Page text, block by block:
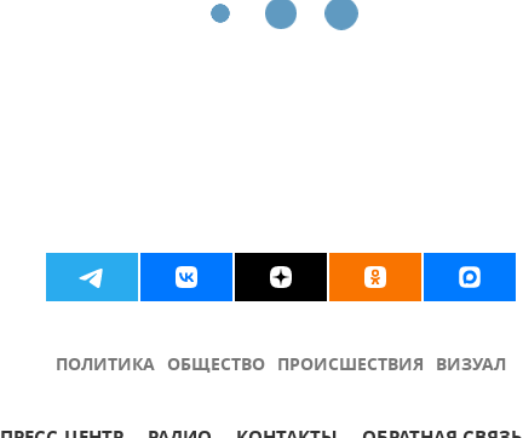
ПОЛИТИКА ОБЩЕСТВО ПРОИСШЕСТВИЯ ВИЗУАЛ